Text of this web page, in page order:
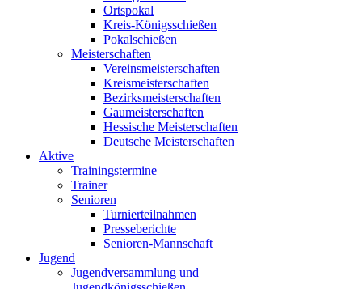
Ortspokal
Kreis-Königsschießen
Pokalschießen
Meisterschaften
Vereinsmeisterschaften
Kreismeisterschaften
Bezirksmeisterschaften
Gaumeisterschaften
Hessische Meisterschaften
Deutsche Meisterschaften
Aktive
Trainingstermine
Trainer
Senioren
Turnierteilnahmen
Presseberichte
Senioren-Mannschaft
Jugend
Jugendversammlung und